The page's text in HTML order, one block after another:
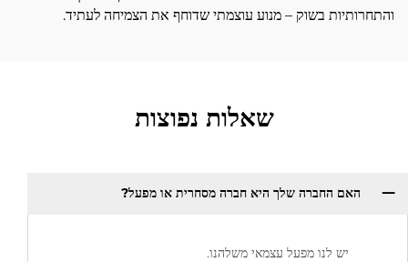
והתחרותיות בשוק – מנוע עוצמתי שדוחף את הצמיחה לעתיד.
שאלות נפוצות
האם החברה שלך היא חברה מסחרית או מפעל?
יש לנו מפעל עצמאי משלהנו.